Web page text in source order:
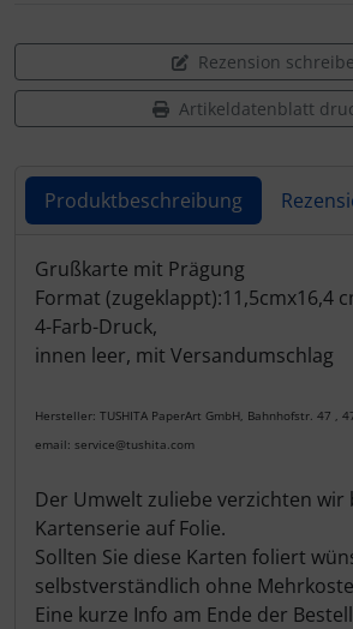
Rezension
Artikeldatenblatt
Produktbeschreibung
Produktbeschreibung
Grußkarte mit Prägung
Format (zugeklappt):11,5cmx16,4
4-Farb-Druck,
innen leer, mit Versandumschlag
Hersteller: TUSHITA PaperArt GmbH, Bahnhofstr. 47 ,
email: service@tushita.com
Der Umwelt zuliebe verzichten wir
Kartenserie auf Folie.
Sollten Sie diese Karten foliert
selbstverständlich ohne
Eine kurze Info am Ende der